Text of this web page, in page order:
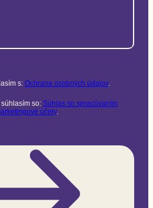
s: Ochrana osobných údajov.
so: Súhlas so spracúvaním
účely.